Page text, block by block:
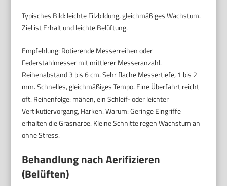
Typisches Bild: leichte Filzbildung, gleichmäßiges Wachstum.
Ziel ist Erhalt und leichte Belüftung.
Empfehlung: Rotierende Messerreihen oder
Federstahlmesser mit mittlerer Messeranzahl.
Reihenabstand 3 bis 6 cm. Sehr flache Messertiefe, 1 bis 2
mm. Schnelles, gleichmäßiges Tempo. Eine Überfahrt reicht
oft. Reihenfolge: mähen, ein Schleif- oder leichter
Vertikutiervorgang, Harken. Warum: Geringe Eingriffe
erhalten die Grasnarbe. Kleine Schnitte regen Wachstum an
ohne Stress.
Behandlung nach Aerifizieren
(Belüften)